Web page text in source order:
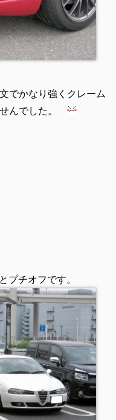
でかなり強くクレーム
んでした。
プチオフです。